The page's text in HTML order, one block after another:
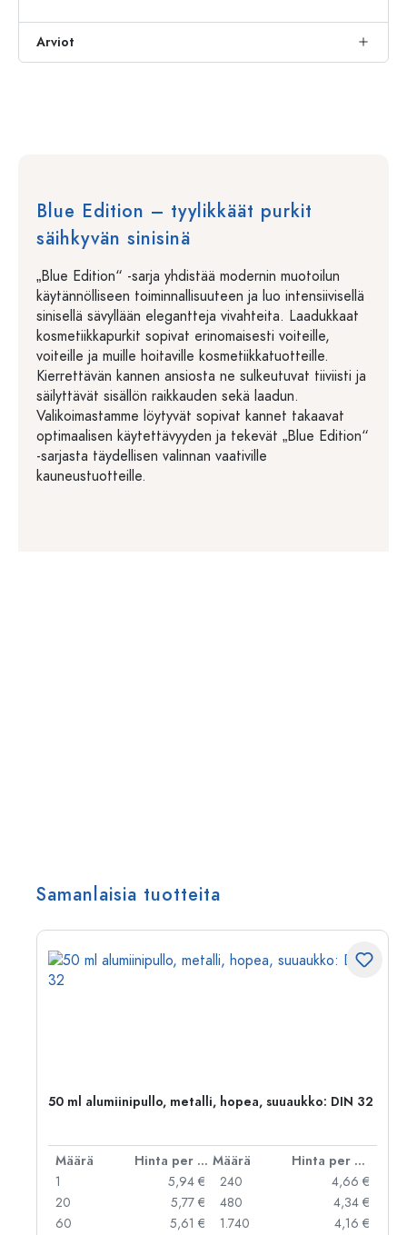
Arviot
Blue Edition – tyylikkäät purkit
säihkyvän sinisinä
„Blue Edition“ -sarja yhdistää modernin muotoilun
käytännölliseen toiminnallisuuteen ja luo intensiivisellä
sinisellä sävyllään elegantteja vivahteita. Laadukkaat
kosmetiikkapurkit sopivat erinomaisesti voiteille,
voiteille ja muille hoitaville kosmetiikkatuotteille.
Kierrettävän kannen ansiosta ne sulkeutuvat tiiviisti ja
säilyttävät sisällön raikkauden sekä laadun.
Valikoimastamme löytyvät sopivat kannet takaavat
optimaalisen käytettävyyden ja tekevät „Blue Edition“
-sarjasta täydellisen valinnan vaativille
kauneustuotteille.
Samanlaisia tuotteita
50 ml alumiinipullo, metalli, hopea, suuaukko: DIN 32
Määrä Hinta per kpl Määrä
Hinta per kpl
1
5,94 €
20
5,77 €
60
5,61 €
240
4,66 €
480
4,34 €
1.740
4,16 €